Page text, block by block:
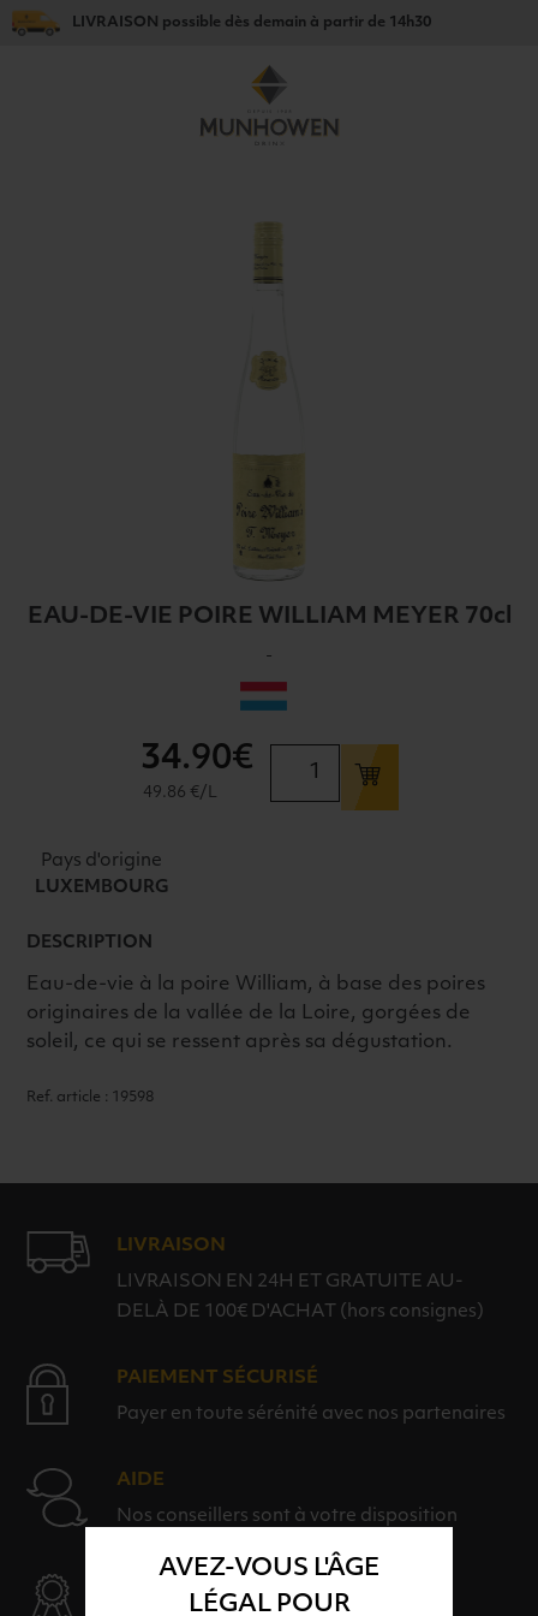
AVEZ-VOUS L'ÂGE
LÉGAL POUR
LIVRAISON possible dès demain à partir de 14h30
EAU-DE-VIE POIRE WILLIAM MEYER 70cl
-
70cl
34.90€
49.86 €/L
Pays d'origine
LUXEMBOURG
DESCRIPTION
Eau-de-vie à la poire William, à base des poires
originaires de la vallée de la Loire, gorgées de
soleil, ce qui se ressent après sa dégustation.
Ref. article : 19598
LIVRAISON
LIVRAISON EN 24H ET GRATUITE AU-
DELÀ DE 100€ D'ACHAT (hors consignes)
PAIEMENT SÉCURISÉ
Payer en toute sérénité avec nos partenaires
AIDE
Nos conseillers sont à votre disposition